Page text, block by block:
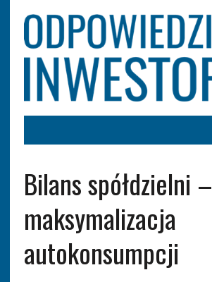
Bilans spółdzielni –
maksymalizacja
autokonsumpcji